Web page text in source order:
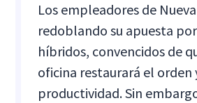
Los empleadores de
redoblando su apuesta
híbridos, convencidos de
oficina restaurará el orden
productividad. Sin